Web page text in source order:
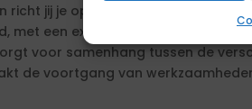
jij je op het coördineren en
met een extra focus op
voor samenhang tussen de
de voortgang van